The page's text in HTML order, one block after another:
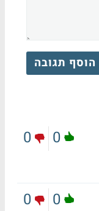
הוסף תגובה
0
0
0
0